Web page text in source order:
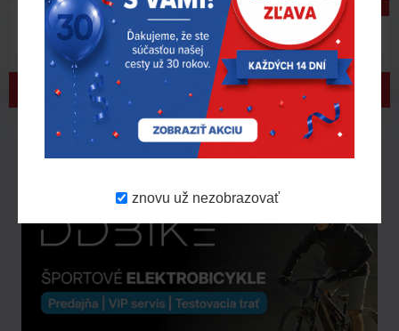
znovu už nezobrazovať
Oslavujeme 30 rokov | zľava 30 % – 5. AKCIA!
Akcie
31. 2026
Vážení zákazníci, dnes pre vás odhaľujeme
v poradí už piatu akčnú ponuku! Do
aktuálneho výberu sme zaradili ďalšie
produkty z ná..
Viac tu